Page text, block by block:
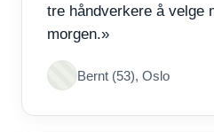
tre håndverkere å velge
morgen.»
Bernt (53), Oslo